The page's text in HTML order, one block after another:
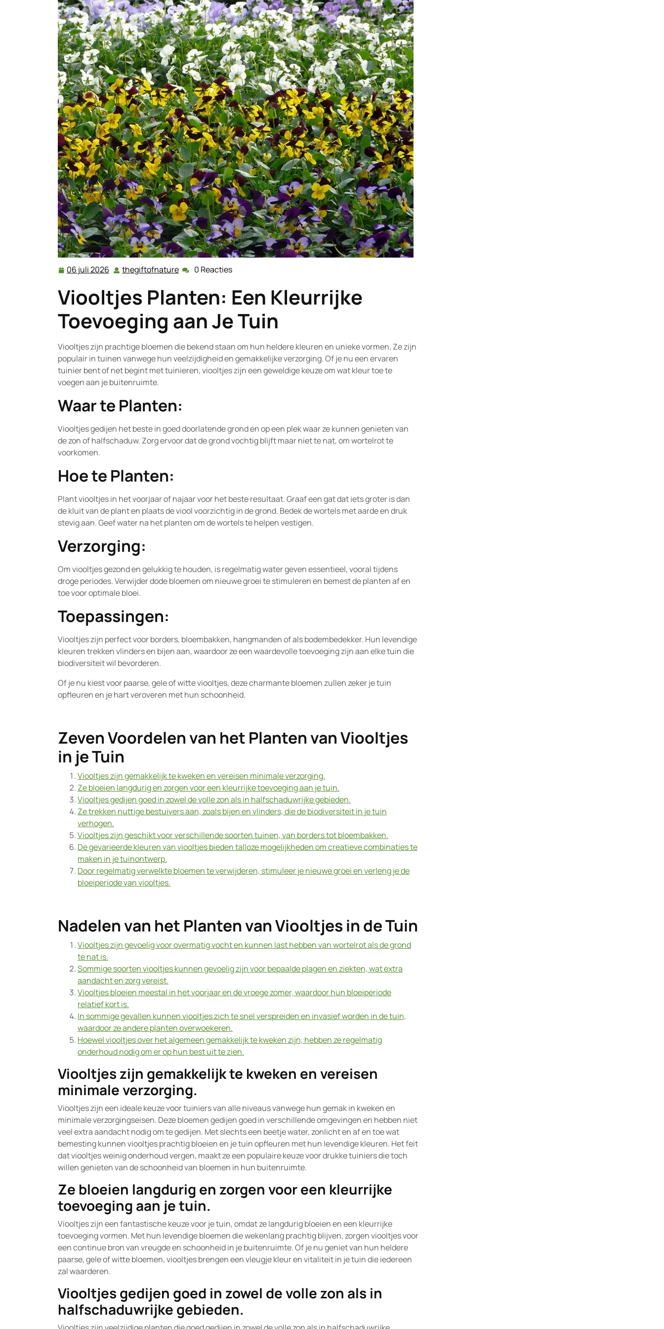
06 juli 2026 06
2026
thegiftofnature thegiftofnature
0 Reacties
Viooltjes Planten: Een Kleurrijke
Toevoeging aan Je Tuin
Viooltjes zijn prachtige bloemen die bekend staan om hun heldere kleuren en unieke vormen. Ze zijn
populair in tuinen vanwege hun veelzijdigheid en gemakkelijke verzorging. Of je nu een ervaren
tuinier bent of net begint met tuinieren, viooltjes zijn een geweldige keuze om wat kleur toe te
voegen aan je buitenruimte.
Waar te Planten:
Viooltjes gedijen het beste in goed doorlatende grond en op een plek waar ze kunnen genieten van
de zon of halfschaduw. Zorg ervoor dat de grond vochtig blijft maar niet te nat, om wortelrot te
voorkomen.
Hoe te Planten:
Plant viooltjes in het voorjaar of najaar voor het beste resultaat. Graaf een gat dat iets groter is dan
de kluit van de plant en plaats de viool voorzichtig in de grond. Bedek de wortels met aarde en druk
stevig aan. Geef water na het planten om de wortels te helpen vestigen.
Verzorging:
Om viooltjes gezond en gelukkig te houden, is regelmatig water geven essentieel, vooral tijdens
droge periodes. Verwijder dode bloemen om nieuwe groei te stimuleren en bemest de planten af en
toe voor optimale bloei.
Toepassingen:
Viooltjes zijn perfect voor borders, bloembakken, hangmanden of als bodembedekker. Hun levendige
kleuren trekken vlinders en bijen aan, waardoor ze een waardevolle toevoeging zijn aan elke tuin die
biodiversiteit wil bevorderen.
Of je nu kiest voor paarse, gele of witte viooltjes, deze charmante bloemen zullen zeker je tuin
opfleuren en je hart veroveren met hun schoonheid.
Zeven Voordelen van het Planten van Viooltjes
in je Tuin
Viooltjes zijn gemakkelijk te kweken en vereisen minimale verzorging.
Ze bloeien langdurig en zorgen voor een kleurrijke toevoeging aan je tuin.
Viooltjes gedijen goed in zowel de volle zon als in halfschaduwrijke gebieden.
Ze trekken nuttige bestuivers aan, zoals bijen en vlinders, die de biodiversiteit in je tuin
verhogen.
Viooltjes zijn geschikt voor verschillende soorten tuinen, van borders tot bloembakken.
De gevarieerde kleuren van viooltjes bieden talloze mogelijkheden om creatieve combinaties te
maken in je tuinontwerp.
Door regelmatig verwelkte bloemen te verwijderen, stimuleer je nieuwe groei en verleng je de
bloeiperiode van viooltjes.
Nadelen van het Planten van Viooltjes in de Tuin
Viooltjes zijn gevoelig voor overmatig vocht en kunnen last hebben van wortelrot als de grond
te nat is.
Sommige soorten viooltjes kunnen gevoelig zijn voor bepaalde plagen en ziekten, wat extra
aandacht en zorg vereist.
Viooltjes bloeien meestal in het voorjaar en de vroege zomer, waardoor hun bloeiperiode
relatief kort is.
In sommige gevallen kunnen viooltjes zich te snel verspreiden en invasief worden in de tuin,
waardoor ze andere planten overwoekeren.
Hoewel viooltjes over het algemeen gemakkelijk te kweken zijn, hebben ze regelmatig
onderhoud nodig om er op hun best uit te zien.
Viooltjes zijn gemakkelijk te kweken en vereisen
minimale verzorging.
Viooltjes zijn een ideale keuze voor tuiniers van alle niveaus vanwege hun gemak in kweken en
minimale verzorgingseisen. Deze bloemen gedijen goed in verschillende omgevingen en hebben niet
veel extra aandacht nodig om te gedijen. Met slechts een beetje water, zonlicht en af en toe wat
bemesting kunnen viooltjes prachtig bloeien en je tuin opfleuren met hun levendige kleuren. Het feit
dat viooltjes weinig onderhoud vergen, maakt ze een populaire keuze voor drukke tuiniers die toch
willen genieten van de schoonheid van bloemen in hun buitenruimte.
Ze bloeien langdurig en zorgen voor een kleurrijke
toevoeging aan je tuin.
Viooltjes zijn een fantastische keuze voor je tuin, omdat ze langdurig bloeien en een kleurrijke
toevoeging vormen. Met hun levendige bloemen die wekenlang prachtig blijven, zorgen viooltjes voor
een continue bron van vreugde en schoonheid in je buitenruimte. Of je nu geniet van hun heldere
paarse, gele of witte bloemen, viooltjes brengen een vleugje kleur en vitaliteit in je tuin die iedereen
zal waarderen.
Viooltjes gedijen goed in zowel de volle zon als in
halfschaduwrijke gebieden.